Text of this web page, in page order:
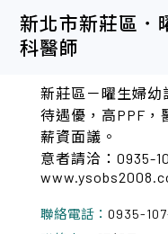
新北市新莊區．
科醫師
新莊區－曜生婦幼
待遇優，高PPF，
薪資面議。
意者請洽：0935-
聯絡電話： 0935-